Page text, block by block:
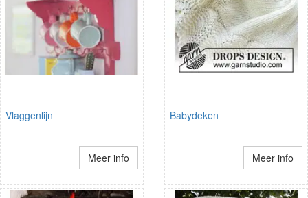
Vlaggenlijn
Meer info
Babydeken
Meer info